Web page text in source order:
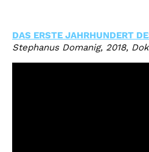
DAS ERSTE JAHRHUNDERT
Stephanus Domanig, 2018,